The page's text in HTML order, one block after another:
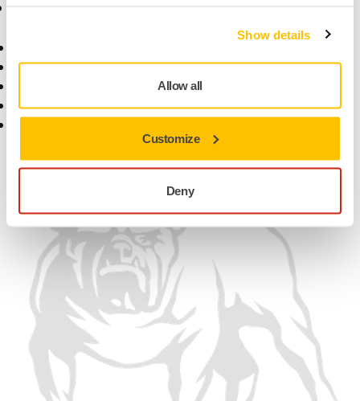
Show details
Allow all
Customize
Deny
Garantía Mirka
Centro de Ayuda
Contáctanos
Noticias
Para los Medios